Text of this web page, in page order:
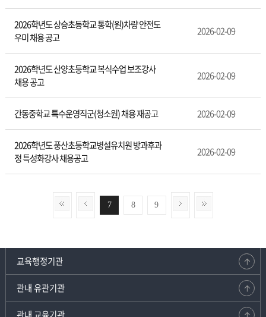
2026학년도 상승초등학교 통학(원)차량 안전도
우미 채용 공고
2026-02-09
2026학년도 산양초등학교 복식수업 보조강사
채용 공고
2026-02-09
간동중학교 특수운영직군(청소원) 채용 재공고 2026-02-09
2026학년도 풍산초등학교병설유치원 방과후과
정 특성화강사 채용공고
2026-02-09
7 8 9
교육행정기관
관내 유관기관